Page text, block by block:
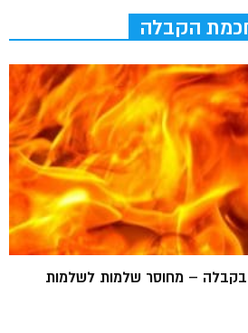
הקבלה
בקבלה – מחוסר שלמות לשלמות